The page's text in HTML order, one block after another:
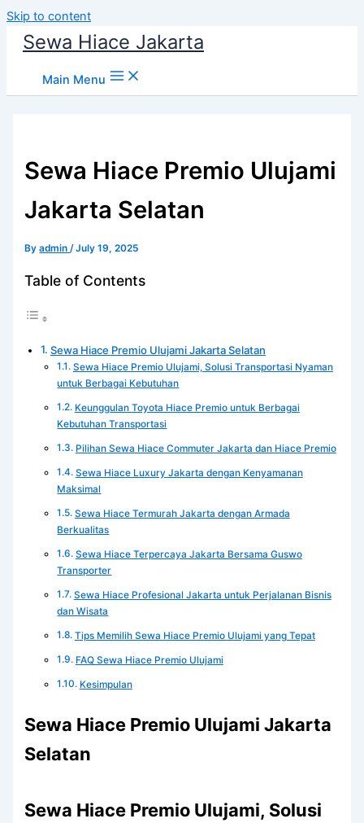
Skip to content
Sewa Hiace Jakarta
Main Menu
Sewa Hiace Premio Ulujami
Jakarta Selatan
Byadmin/July 19, 2025
Table of Contents
Sewa Hiace Premio Ulujami Jakarta Selatan
Sewa Hiace Premio Ulujami, Solusi Transportasi Nyaman
untuk Berbagai Kebutuhan
Keunggulan Toyota Hiace Premio untuk Berbagai
Kebutuhan Transportasi
Pilihan Sewa Hiace Commuter Jakarta dan Hiace Premio
Sewa Hiace Luxury Jakarta dengan Kenyamanan
Maksimal
Sewa Hiace Termurah Jakarta dengan Armada
Berkualitas
Sewa Hiace Terpercaya Jakarta Bersama Guswo
Transporter
Sewa Hiace Profesional Jakarta untuk Perjalanan Bisnis
dan Wisata
Tips Memilih Sewa Hiace Premio Ulujami yang Tepat
FAQ Sewa Hiace Premio Ulujami
Kesimpulan
Sewa Hiace Premio Ulujami Jakarta
Selatan
Sewa Hiace Premio Ulujami, Solusi